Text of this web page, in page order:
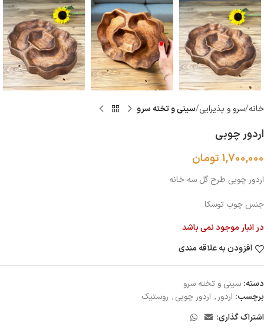
خانه سرو و پذيرايى سينى و تخته سرو
اردور چوبی
1,700,000 تومان
اردور چوبی طرح گل سه خانه
جنس چوب توسکا
در انبار موجود نمی باشد
افزودن به علاقه مندی
دسته: سينى و تخته سرو
برچسب: اردور , اردور چوبی, روستیک
اشتراک گذاری: